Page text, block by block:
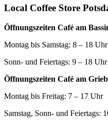
Local Coffee Store
Öffnungszeiten Café am
Montag bis Samstag: 8 – 18 Uhr
Sonn- und Feiertags: 9 – 18 Uhr
Öffnungszeiten Café am
Montag bis Freitag: 7 – 17 Uhr
Samstag, Sonn- und Feiertags: